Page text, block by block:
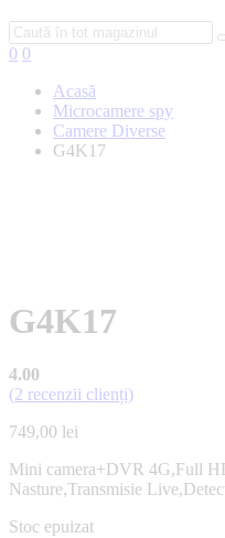
0 0
Acasă
Microcamere spy
Camere Diverse
G4K17
G4K17
4.00
(2 recenzii clienți)
749,00 lei
Mini camera+DVR 4G,Full
Nasture,Transmisie
Stoc epuizat